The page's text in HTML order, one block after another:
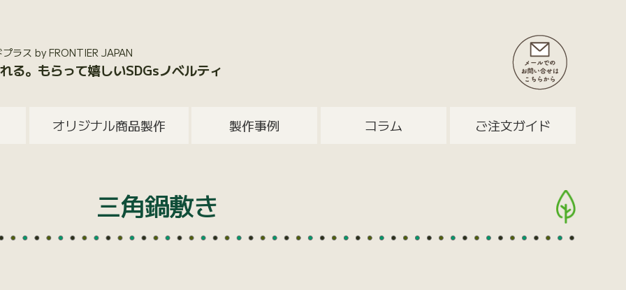
ラス by FRONTIER JAPAN
る。もらって嬉しいSDGsノベルティ
オリジナル商品製作 製作事例 コラム ご注文ガイド
三角鍋敷き